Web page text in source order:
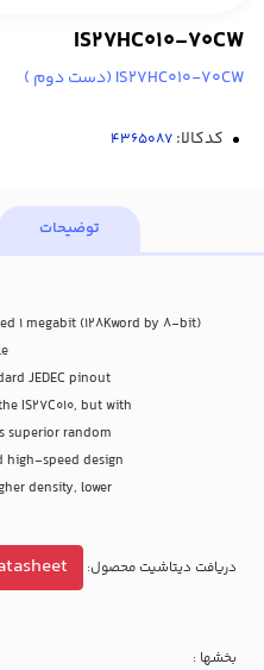
IS27HC010-70CW
IS27HC010-70CW (دست دوم )
کدکالا:
توضیحات
1 megabit (128Kword by 8-bit)
JEDEC pinout
IS27C010, but with
superior random
high-speed design.
density, lower
دریافت دیتاشیت محصول:
بخشها :